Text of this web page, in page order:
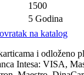
1500
5 Godina
na katalog
i odloženo
Intesa: VISA,